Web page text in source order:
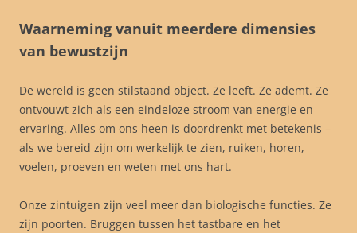
Waarneming vanuit meerdere dimensies
van bewustzijn
De wereld is geen stilstaand object. Ze leeft. Ze ademt. Ze
ontvouwt zich als een eindeloze stroom van energie en
ervaring. Alles om ons heen is doordrenkt met betekenis –
als we bereid zijn om werkelijk te zien, ruiken, horen,
voelen, proeven en weten met ons hart.
Onze zintuigen zijn veel meer dan biologische functies. Ze
zijn poorten. Bruggen tussen het tastbare en het